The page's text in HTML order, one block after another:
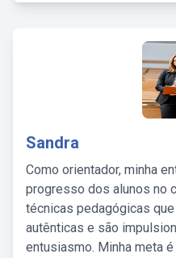
Sandra
Como orientador, minha
progresso dos alunos no
técnicas pedagógicas
autênticas e são
entusiasmo. Minha meta